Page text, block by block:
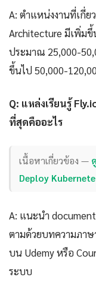
A: ตำแหน่งงานที่เกี่ย
Architecture มีเพิ่ม
ประมาณ 25,000-
ขึ้นไป 50,000-
Q: แหล่งเรียนรู้
ที่สุดคืออะไร
เนื้อหาเกี่ยวข้อง —
Deploy
A: แนะนำ
ตามด้วยบทความภา
บน Udemy หรือ
ระบบ